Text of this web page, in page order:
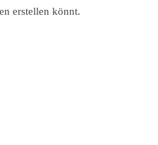
erstellen könnt.